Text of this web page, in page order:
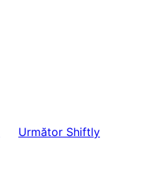
Următor Shiftly